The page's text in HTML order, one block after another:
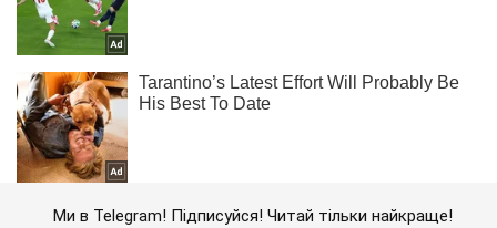
Ми в Telegram! Підписуйся! Читай тільки найкраще!